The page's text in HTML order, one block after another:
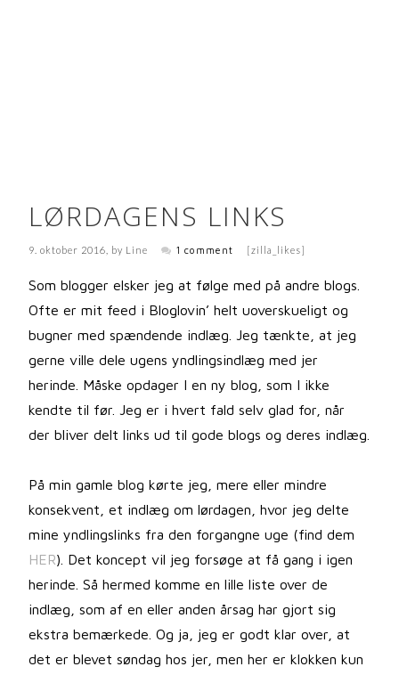
LØRDAGENS LINKS
9. oktober 2016 , by Line 1 comment [zilla_likes]
Som blogger elsker jeg at følge med på andre blogs.
Ofte er mit feed i Bloglovin’ helt uoverskueligt og
bugner med spændende indlæg. Jeg tænkte, at jeg
gerne ville dele ugens yndlingsindlæg med jer
herinde. Måske opdager I en ny blog, som I ikke
kendte til før. Jeg er i hvert fald selv glad for, når
der bliver delt links ud til gode blogs og deres indlæg.
På min gamle blog kørte jeg, mere eller mindre
konsekvent, et indlæg om lørdagen, hvor jeg delte
mine yndlingslinks fra den forgangne uge (find dem
HER). Det koncept vil jeg forsøge at få gang i igen
herinde. Så hermed komme en lille liste over de
indlæg, som af en eller anden årsag har gjort sig
ekstra bemærkede. Og ja, jeg er godt klar over, at
det er blevet søndag hos jer, men her er klokken kun